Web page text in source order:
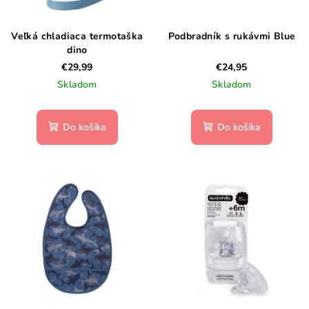
Veľká chladiaca termotaška
dino
€29,99
Skladom
Do košíka
Podbradník s rukávmi Blue
€24,95
Skladom
Do košíka